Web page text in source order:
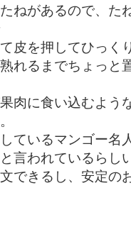
ねがあるので、た
皮を押してひっく
れるまでちょっと
肉に食い込むよう
ているマンゴー名
言われているらし
できるし、安定の